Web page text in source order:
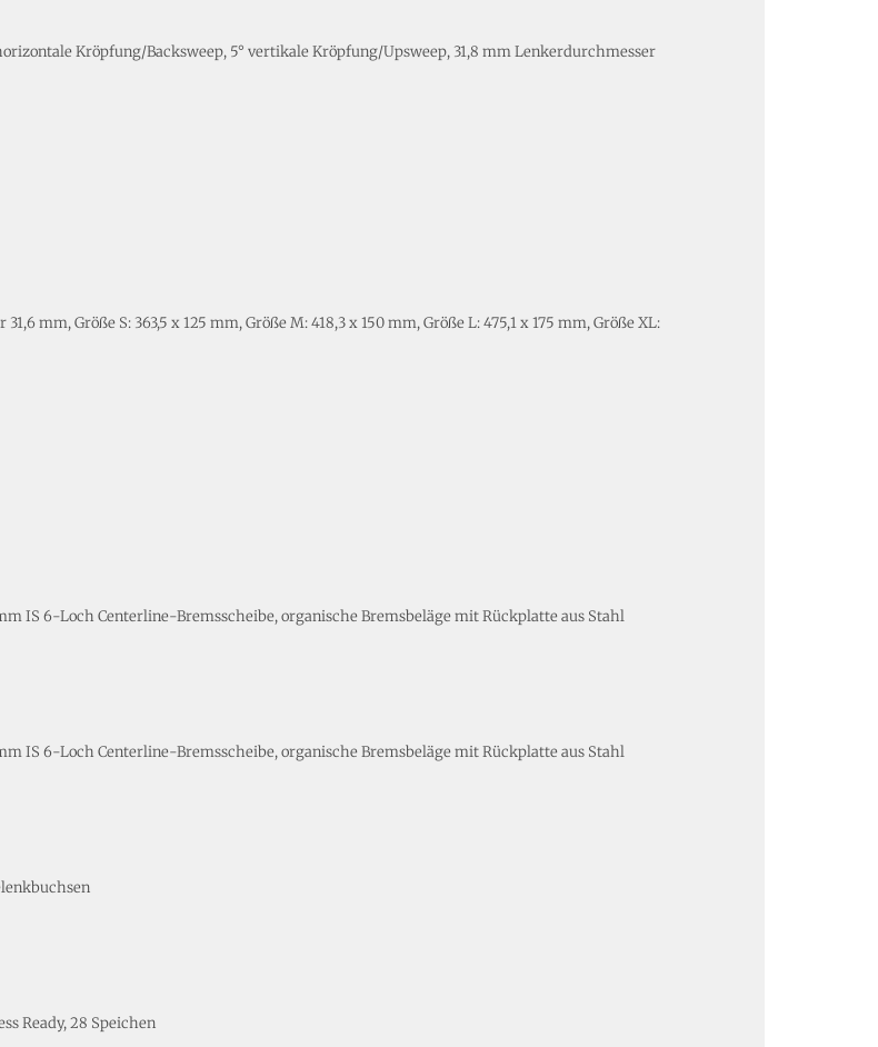
Kröpfung/Backsweep, 5° vertikale Kröpfung/Upsweep, 31,8 mm Lenkerdurchmesser
mm, Größe S: 363,5 x 125 mm, Größe M: 418,3 x 150 mm, Größe L: 475,1 x 175 mm, Größe XL:
IS 6-Loch Centerline-Bremsscheibe, organische Bremsbeläge mit Rückplatte aus Stahl
IS 6-Loch Centerline-Bremsscheibe, organische Bremsbeläge mit Rückplatte aus Stahl
Ready, 28 Speichen